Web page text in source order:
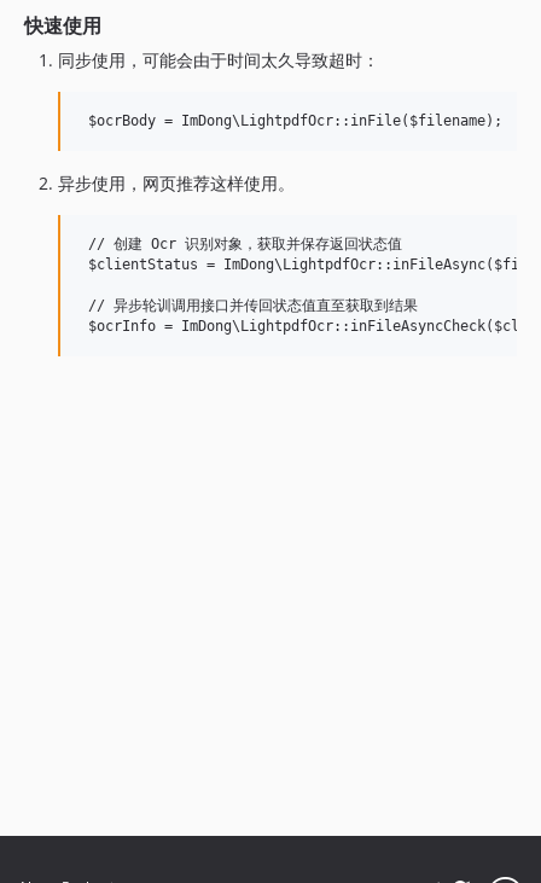
快速使用
同步使用，可能会由于时间太久导致超时：
异步使用，网页推荐这样使用。
// 创建 Ocr 识别对象，获取并保存返回状态值
$clientStatus =
// 异步轮训调用接口并传回状态值直至获取到结果